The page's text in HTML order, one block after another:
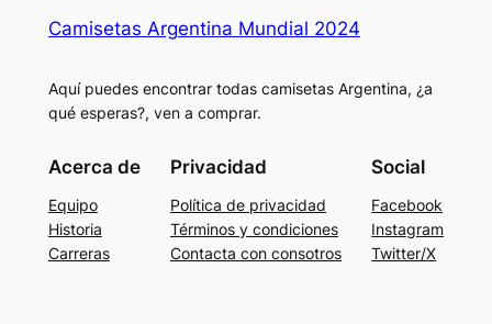
Camisetas Argentina Mundial 2024
Aquí puedes encontrar todas camisetas Argentina, ¿a
qué esperas?, ven a comprar.
Acerca de
Equipo
Historia
Carreras
Privacidad
Política de privacidad
Términos y condiciones
Contacta con consotros
Social
Facebook
Instagram
Twitter/X